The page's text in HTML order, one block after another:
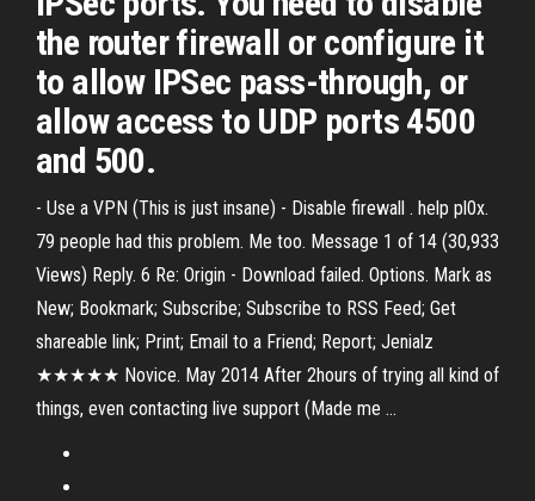
the router firewall or configure it
to allow IPSec pass-through, or
allow access to UDP ports 4500
and 500.
- Use a VPN (This is just insane) - Disable firewall . help pl0x.
79 people had this problem. Me too. Message 1 of 14 (30,933
Views) Reply. 6 Re: Origin - Download failed. Options. Mark as
New; Bookmark; Subscribe; Subscribe to RSS Feed; Get
shareable link; Print; Email to a Friend; Report; Jenialz
★★★★★ Novice. May 2014 After 2hours of trying all kind of
things, even contacting live support (Made me …